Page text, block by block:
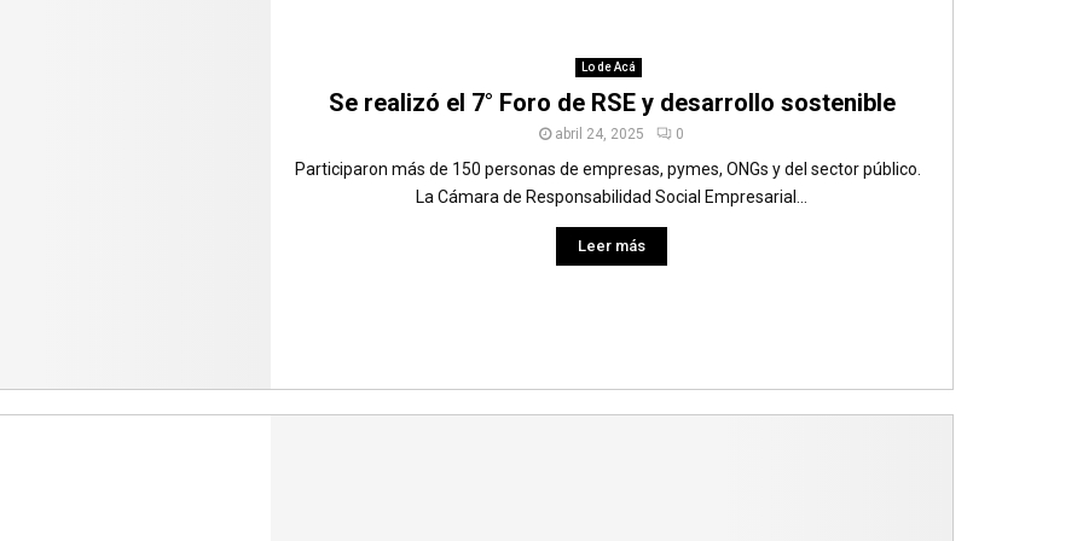
Lo de Acá
Se realizó el 7° Foro de RSE y desarrollo sostenible
abril 24, 2025 0
Participaron más de 150 personas de empresas, pymes, ONGs y del sector público.
La Cámara de Responsabilidad Social Empresarial...
Leer más